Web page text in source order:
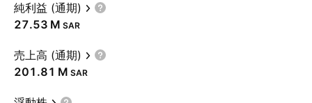
純利益 (通期)
‪27.53 M‬ SAR
売上高 (通期)
‪201.81 M‬ SAR